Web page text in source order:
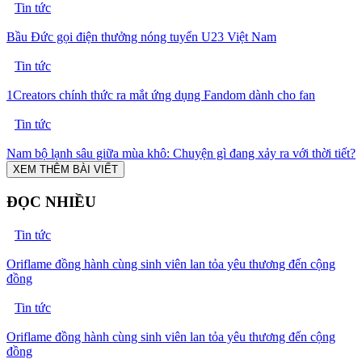
Tin tức
Bầu Đức gọi điện thưởng nóng tuyển U23 Việt Nam
Tin tức
1Creators chính thức ra mắt ứng dụng Fandom dành cho fan
Tin tức
Nam bộ lạnh sâu giữa mùa khô: Chuyện gì đang xảy ra với thời tiết?
XEM THÊM BÀI VIẾT
ĐỌC NHIỀU
Tin tức
Oriflame đồng hành cùng sinh viên lan tỏa yêu thương đến cộng
đồng
Tin tức
Oriflame đồng hành cùng sinh viên lan tỏa yêu thương đến cộng
đồng